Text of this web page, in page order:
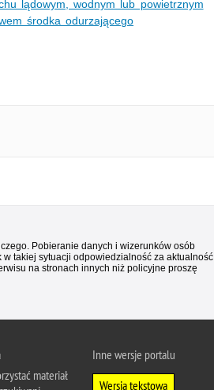
lądowym, wodnym lub powietrznym
środka odurzającego
Pobieranie danych i wizerunków osób
takiej sytuacji odpowiedzialność za aktualność
na stronach innych niż policyjne proszę
materiał
Inne wersje portalu
Wersja tekstowa